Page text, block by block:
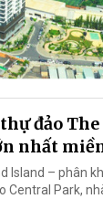
đảo
nhất
Island – phân
Central Park,